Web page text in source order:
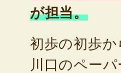
が担当。
初歩の初歩
川口のペー